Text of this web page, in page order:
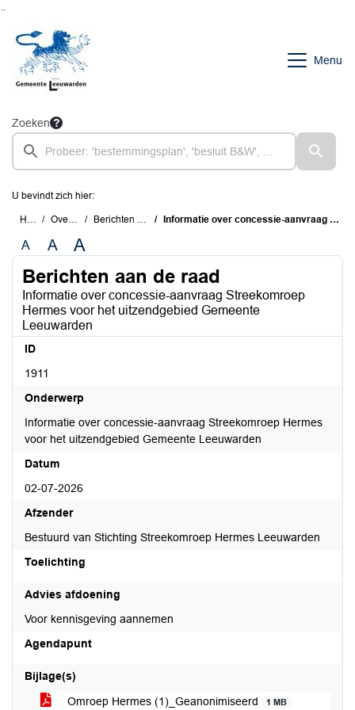
Menu
Zoeken
U bevindt zich hier:
Home Overzichten Berichten aan de raad Informatie over concessie-aanvraag Streekomroep Hermes voor het uitzendgebied Gemeente Leeuwarden
A A A
Berichten aan de raad
Informatie over concessie-aanvraag Streekomroep
Hermes voor het uitzendgebied Gemeente
Leeuwarden
ID
1911
Onderwerp
Informatie over concessie-aanvraag Streekomroep Hermes
voor het uitzendgebied Gemeente Leeuwarden
Datum
02-07-2026
Afzender
Bestuurd van Stichting Streekomroep Hermes Leeuwarden
Toelichting
Advies afdoening
Voor kennisgeving aannemen
Agendapunt
Bijlage(s)
Omroep Hermes (1)_Geanonimiseerd
1 MB